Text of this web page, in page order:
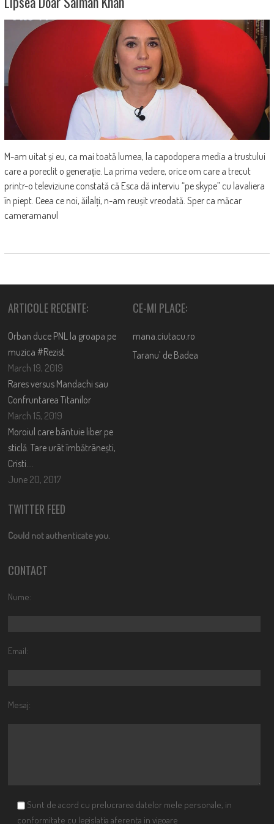
M-am uitat și eu, ca mai toată lumea, la capodopera media a trustului
care a poreclit o generație. La prima vedere, orice om care a trecut
printr-o televiziune constată că Esca dă interviu “pe skype” cu lavaliera
în piept. Ceea ce noi, ăilalți, n-am reușit vreodată. Sper ca măcar
cameramanul
ARTICOLE RECENTE:
Orban duce PNL la groapa pe
muzica #Rezist
March 19, 2019
Rares versus Mandachi sau
Confruntarea Titanilor
March 15, 2019
Moroiul care bântuie liber pe
sticlă. Tare urât îmbătrânești,
Cristi….
June 20, 2017
CE-MI PLACE:
mana.ciutacu.ro
Taranu’ de Badea
TWITTER FEED
Could not authenticate you.
CONTACT
Nume:
Email:
Mesaj:
Sunt de acord cu prelucrarea datelor mele personale, in
conformitate cu legislatia aferenta in vigoare